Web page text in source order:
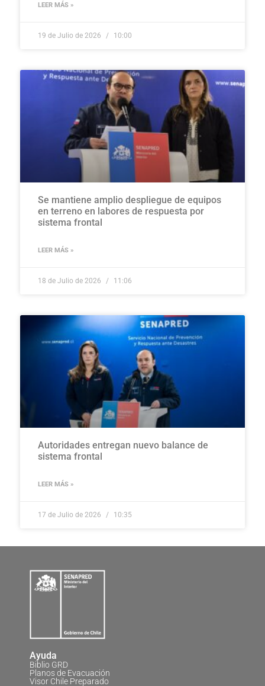
LEER MÁS »
19 de Julio de 2026 10:00
Se mantiene amplio despliegue de equipos
en terreno en labores de respuesta por
sistema frontal
LEER MÁS »
18 de Julio de 2026 11:06
Autoridades entregan nuevo balance de
sistema frontal
LEER MÁS »
17 de Julio de 2026 10:35
Ayuda
Biblio GRD
Planos de Evacuación
Visor Chile Preparado